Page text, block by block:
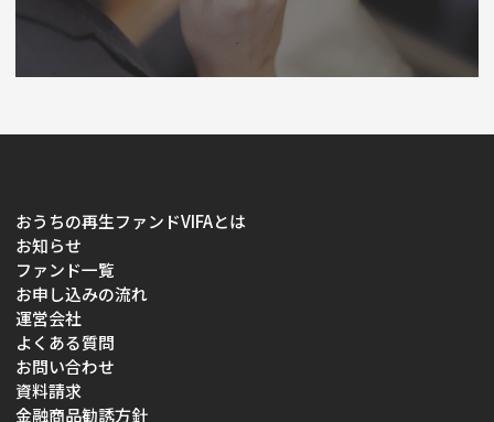
おうちの再生ファンドVIFAとは
お知らせ
ファンド一覧
お申し込みの流れ
運営会社
よくある質問
お問い合わせ
資料請求
金融商品勧誘方針